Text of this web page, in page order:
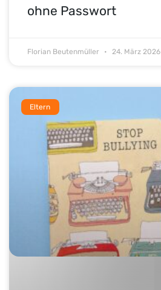
ohne Passwort
Florian Beutenmüller 24. März 2026
Eltern